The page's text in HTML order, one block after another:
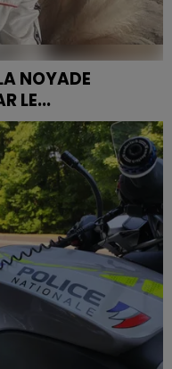
NOYADE
LE...
a tenu une
avril pour faire le
Muller, dont le corps...